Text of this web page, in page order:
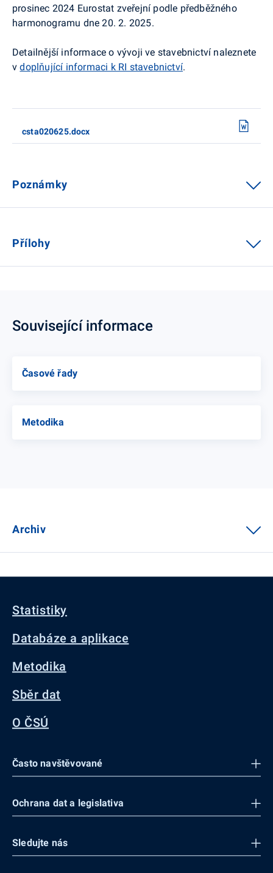
prosinec 2024 Eurostat zveřejní podle předběžného
harmonogramu dne 20. 2. 2025.
Detailnější informace o vývoji ve stavebnictví naleznete
vdoplňující informaci k RI stavebnictví.
csta020625.docx
Poznámky
Přílohy
Související informace
Časové řady
Metodika
Archiv
Statistiky
Databáze a aplikace
Metodika
Sběr dat
O ČSÚ
Často navštěvované
Ochrana dat a legislativa
Sledujte nás